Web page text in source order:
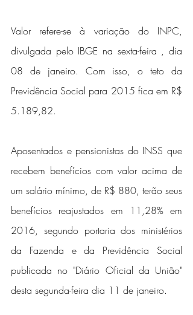
Valor refere-se à variação do INPC,
divulgada pelo IBGE na sexta-feira , dia
08 de janeiro. Com isso, o teto da
Previdência Social para 2015 fica em R$
5.189,82.
Aposentados e pensionistas do INSS que
recebem benefícios com valor acima de
um salário mínimo, de R$ 880, terão seus
benefícios reajustados em 11,28% em
2016, segundo portaria dos ministérios
da Fazenda e da Previdência Social
publicada no "Diário Oficial da União"
desta segunda-feira dia 11 de janeiro.